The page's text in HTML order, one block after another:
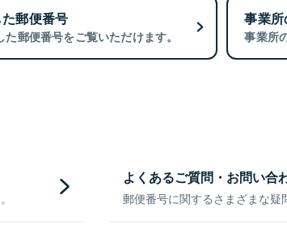
郵便番号
郵便番号をご覧いただけます。
事業
事業所
よくあるご質問・お問い合
郵便番号に関するさまざまな疑